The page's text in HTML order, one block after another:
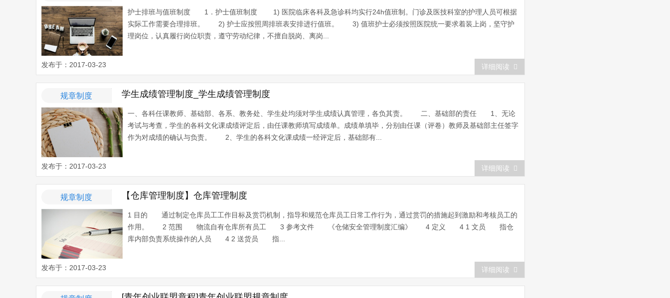
护士排班与值班制度 1．护士值班制度 1) 医院临床各科及急诊科均实行24h值班制。门诊及医技科室的护理人员可根据
实际工作需要合理排班。 2) 护士应按照周排班表安排进行值班。 3) 值班护士必须按照医院统一要求着装上岗，坚守护
理岗位，认真履行岗位职责，遵守劳动纪律，不擅自脱岗、离岗...
发布于：2017-03-23 详细阅读
规章制度 学生成绩管理制度_学生成绩管理制度
一、各科任课教师、基础部、各系、教务处、学生处均须对学生成绩认真管理，各负其责。 二、基础部的责任 1、无论
考试与考查，学生的各科文化课成绩评定后，由任课教师填写成绩单。成绩单填毕，分别由任课（评卷）教师及基础部主任签字
作为对成绩的确认与负责。 2、学生的各科文化课成绩一经评定后，基础部有...
发布于：2017-03-23 详细阅读
规章制度 【仓库管理制度】仓库管理制度
1 目的 通过制定仓库员工工作目标及赏罚机制，指导和规范仓库员工日常工作行为，通过赏罚的措施起到激励和考核员工的
作用。 2 范围 物流自有仓库所有员工 3 参考文件 《仓储安全管理制度汇编》 4 定义 4 1 文员 指仓
库内部负责系统操作的人员 4 2 送货员 指...
发布于：2017-03-23 详细阅读